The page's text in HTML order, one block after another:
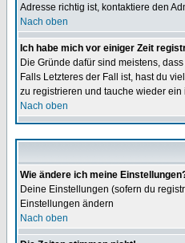
Adresse richtig ist, kontaktiere den
Nach oben
Ich habe mich vor einiger Zeit
Die Gründe dafür sind meistens,
Falls Letzteres der Fall ist, hast du
zu registrieren und tauche wieder
Nach oben
Wie ändere ich meine
Deine Einstellungen (sofern du
Einstellungen ändern
Nach oben